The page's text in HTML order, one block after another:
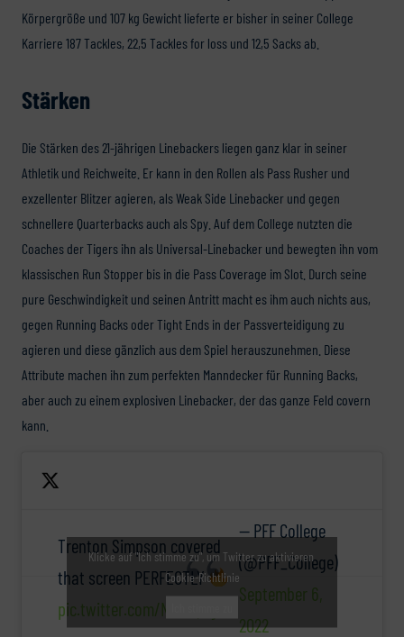
Körpergröße und 107 kg Gewicht lieferte er bisher in seiner College
Karriere 187 Tackles, 22,5 Tackles for loss und 12,5 Sacks ab.
Stärken
Die Stärken des 21-jährigen Linebackers liegen ganz klar in seiner
Athletik und Reichweite. Er kann in den Rollen als Pass Rusher und
exzellenter Blitzer agieren, als Weak Side Linebacker und gegen
schnellere Quarterbacks auch als Spy. Auf dem College nutzten die
Coaches der Tigers ihn als Universal-Linebacker und bewegten ihn vom
klassischen Run Stopper bis in die Pass Coverage im Slot. Durch seine
pure Geschwindigkeit und seinen Antritt macht es ihm auch nichts aus,
gegen Running Backs oder Tight Ends in der Passverteidigung zu
agieren und diese gänzlich aus dem Spiel herauszunehmen. Diese
Attribute machen ihn zum perfekten Manndecker für Running Backs,
aber auch zu einem explosiven Linebacker, der das ganze Feld covern
kann.
Trenton Simpson covered
that screen PERFECTLY
pic.twitter.com/NuHvQLgu2r
— PFF College
(@PFF_College)
September 6,
2022
Klicke auf "Ich stimme zu", um Twitter zu aktivieren
Cookie-Richtlinie